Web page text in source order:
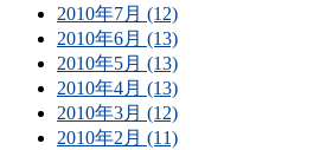
2010年7月 (12)
2010年6月 (13)
2010年5月 (13)
2010年4月 (13)
2010年3月 (12)
2010年2月 (11)